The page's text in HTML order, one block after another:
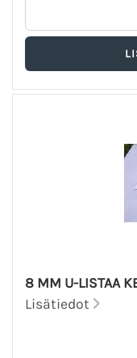
8 MM U-LISTAA
Lisätiedot